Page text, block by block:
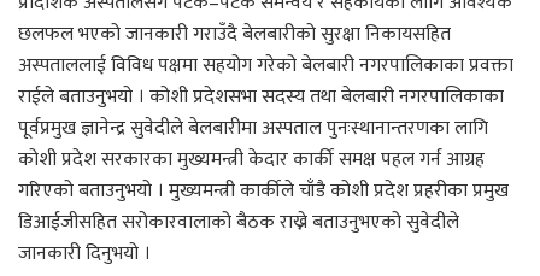
छलफल भएको जानकारी गराउँदै बेलबारीको सुरक्षा निकायसहित
अस्पताललाई विविध पक्षमा सहयोग गरेको बेलबारी नगरपालिकाका प्रवक्ता
राईले बताउनुभयो । कोशी प्रदेशसभा सदस्य तथा बेलबारी नगरपालिकाका
पूर्वप्रमुख ज्ञानेन्द्र सुवेदीले बेलबारीमा अस्पताल पुनःस्थानान्तरणका लागि
कोशी प्रदेश सरकारका मुख्यमन्त्री केदार कार्की समक्ष पहल गर्न आग्रह
गरिएको बताउनुभयो । मुख्यमन्त्री कार्कीले चाँडै कोशी प्रदेश प्रहरीका प्रमुख
डिआईजीसहित सरोकारवालाको बैठक राख्ने बताउनुभएको सुवेदीले
जानकारी दिनुभयो ।